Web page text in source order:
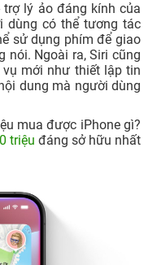
trợ lý ảo đáng kính của
dùng có thể tương tác
sử dụng phím để giao
nói. Ngoài ra, Siri cũng
mới như thiết lập tin
dung mà người dùng
mua được iPhone gì?
triệu đáng sở hữu nhất